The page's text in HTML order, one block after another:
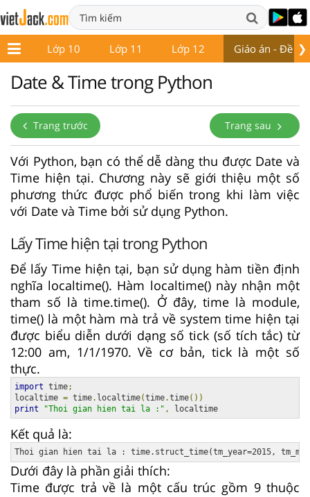
❯
9 Lớp 10 Lớp 11 Lớp 12 Giáo án - Đề thi
Date & Time trong Python
Trang trước Trang sau
Với Python, bạn có thể dễ dàng thu được Date và
Time hiện tại. Chương này sẽ giới thiệu một số
phương thức được phổ biến trong khi làm việc
với Date và Time bởi sử dụng Python.
Lấy Time hiện tại trong Python
Để lấy Time hiện tại, bạn sử dụng hàm tiền định
nghĩa localtime(). Hàm localtime() này nhận một
tham số là time.time(). Ở đây, time là module,
time() là một hàm mà trả về system time hiện tại
được biểu diễn dưới dạng số tick (số tích tắc) từ
12:00 am, 1/1/1970. Về cơ bản, tick là một số
thực.
import time;
localtime = time. localtime(time.time())
print
"Thoi gian hien tai la :" , localtime
Kết quả là:
Dưới đây là phần giải thích:
Time được trả về là một cấu trúc gồm 9 thuộc